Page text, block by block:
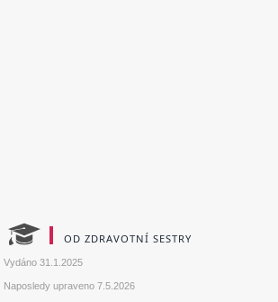
OD ZDRAVOTNÍ SESTRY
Vydáno31.1.2025
Naposledy upraveno7.5.2026